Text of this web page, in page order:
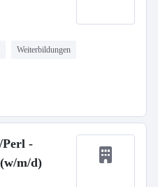
Weiterbildungen
Perl -
m/d)